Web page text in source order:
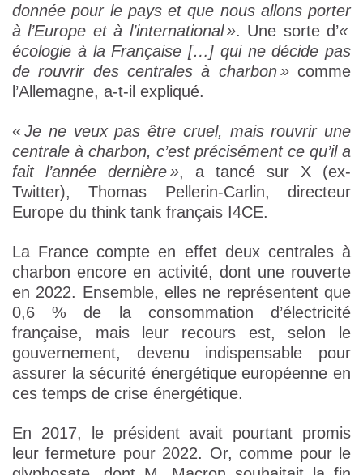
donnée pour le pays et que nous allons porter
à l’Europe et à l’international ». Une sorte d’«
écologie à la Française […] qui ne décide pas
de rouvrir des centrales à charbon »comme
l’Allemagne, a-t-il expliqué.
« Je ne veux pas être cruel, mais rouvrir une
centrale à charbon, c’est précisément ce qu’il a
fait l’année dernière », a tancé sur X (ex-
Twitter), Thomas Pellerin-Carlin, directeur
Europe du think tank français I4CE.
La France compte en effet deux centrales à
charbon encore en activité, dont une rouverte
en 2022. Ensemble, elles ne représentent que
0,6 % de la consommation d’électricité
française, mais leur recours est, selon le
gouvernement, devenu indispensable pour
assurer la sécurité énergétique européenne en
ces temps de crise énergétique.
En 2017, le président avait pourtant promis
leur fermeture pour 2022. Or, comme pour le